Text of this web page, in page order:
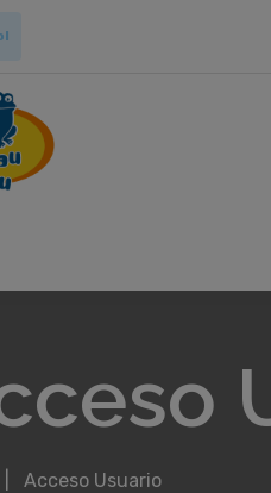
Acceso Usuario